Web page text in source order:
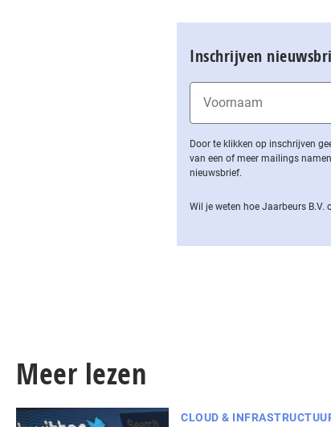
Inschrijven
Door te klikken op inschrijven
van een of meer mailings
nieuwsbrief.
Wil je weten hoe Jaarbeurs
Meer lezen
CLOUD &